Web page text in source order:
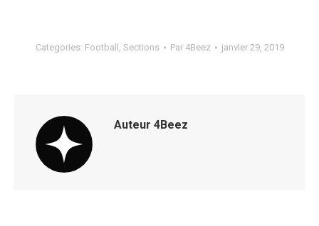
Categories: Football , Sections Par 4Beez janvier 29, 2019
Auteur 4Beez